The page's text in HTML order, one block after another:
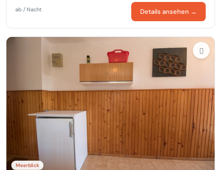
ab / Nacht Details ansehen →
Meerblick